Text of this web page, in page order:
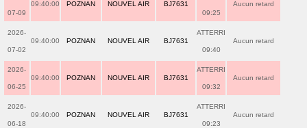
07-09
09:40:00 POZNAN NOUVEL AIR BJ7631
09:25
Aucun retard
2026-
07-02
09:40:00 POZNAN NOUVEL AIR BJ7631
ATTERRI
09:40
Aucun retard
2026-
06-25
09:40:00 POZNAN NOUVEL AIR BJ7631
ATTERRI
09:32
Aucun retard
2026-
06-18
09:40:00 POZNAN NOUVEL AIR BJ7631
ATTERRI
09:23
Aucun retard